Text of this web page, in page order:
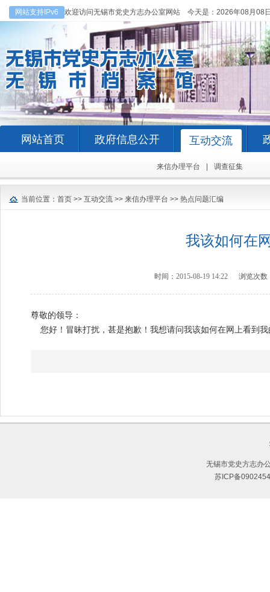
网站支持IPv6 欢迎访问无锡市党史方志办公室网站 今天是： 2026年08月08
网站首页 政府信息公开 互动交流
来信办理平台 调查征集
当前位置： 首页 >> 互动交流 >> 来信办理平台 >> 热点问题汇编
我该如何在
时间：2015-08-19 14:22 浏览次数
尊敬的领导：
您好！冒昧打扰，甚是抱歉！我想请问我该如何在网上看到
无锡市党史方志办
苏ICP备